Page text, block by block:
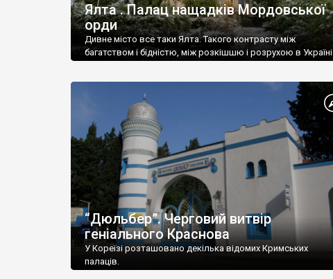
Ялта . Палац нащадків Мордовської
орди
Дивне місто все таки Ялта. Такого контрасту між
багатством і бідністю, між розкішшю і розрухою в Україні
“Дюльбер”. Черговий витвір
геніального Краснова
У Кореїзі розташовано декілька відомих Кримських
палаців.